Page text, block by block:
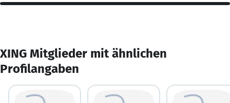
XING Mitglieder mit ähnlichen
Profilangaben